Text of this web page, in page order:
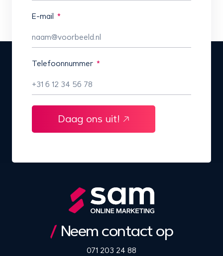
E-mail
Telefoonnummer
Daag ons uit!
Neem contact op
071 203 24 88